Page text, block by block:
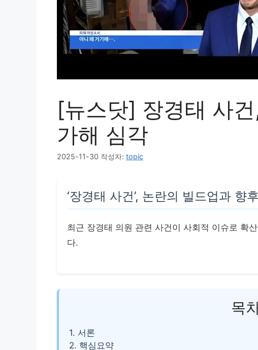
[뉴스닷] 장경태 사
가해 심각
2025-11-30 작성자: topic
‘장경태 사건’, 논란의 빌드업과 향
최근 장경태 의원 관련 사건이 사회적 이슈로 확
다.
목
1. 서론
2. 핵심요약